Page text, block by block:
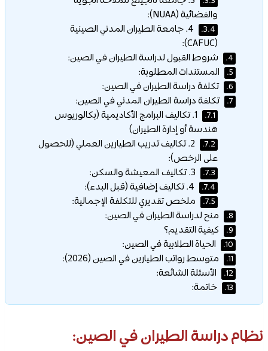
والفضائية (NUAA):
3.4.
4. جامعة الطيران المدني الصينية
(CAFUC):
4. شروط القبول لدراسة الطيران في الصين:
5. المستندات المطلوبة:
6. تكلفة دراسة الطيران في الصين:
7. تكلفة دراسة الطيران المدني في الصين:
7.1.
1. تكاليف البرامج الأكاديمية (بكالوريوس
هندسة أو إدارة الطيران)
7.2.
2. تكاليف تدريب الطيارين العملي (للحصول
على الرخص):
7.3.
7.4.
7.5. ملخص تقديري للتكلفة الإجمالية:
8. منح لدراسة الطيران في الصين:
9. كيفية التقديم؟
10. الحياة الطلابية في الصين:
11. متوسط رواتب الطيارين في الصين (2026):
12. الأسئلة الشائعة:
13. خاتمة:
نظام دراسة الطيران في الصين: